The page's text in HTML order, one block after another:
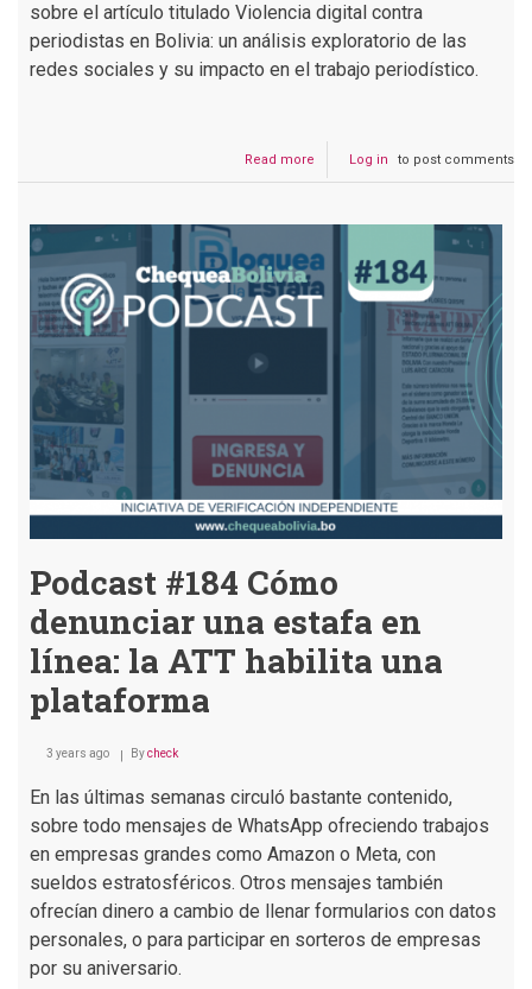
sobre el artículo titulado Violencia digital contra
periodistas en Bolivia: un análisis exploratorio de las
redes sociales y su impacto en el trabajo periodístico.
Read more
Podcast
ejerce
violencia
digital
periodistas?
Log in to post comments
Podcast #184 Cómo
denunciar una estafa en
línea: la ATT habilita una
plataforma
3 years ago Bycheck
En las últimas semanas circuló bastante contenido,
sobre todo mensajes de WhatsApp ofreciendo trabajos
en empresas grandes como Amazon o Meta, con
sueldos estratosféricos. Otros mensajes también
ofrecían dinero a cambio de llenar formularios con datos
personales, o para participar en sorteros de empresas
por su aniversario.